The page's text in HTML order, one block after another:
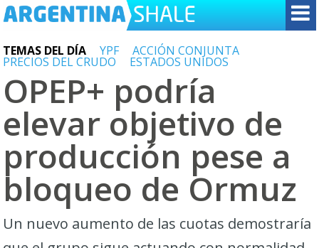
TEMAS DEL DÍA YPF ACCIÓN CONJUNTA
PRECIOS DEL CRUDO ESTADOS UNIDOS
OPEP+ podría
elevar objetivo de
producción pese a
bloqueo de Ormuz
Un nuevo aumento de las cuotas demostraría